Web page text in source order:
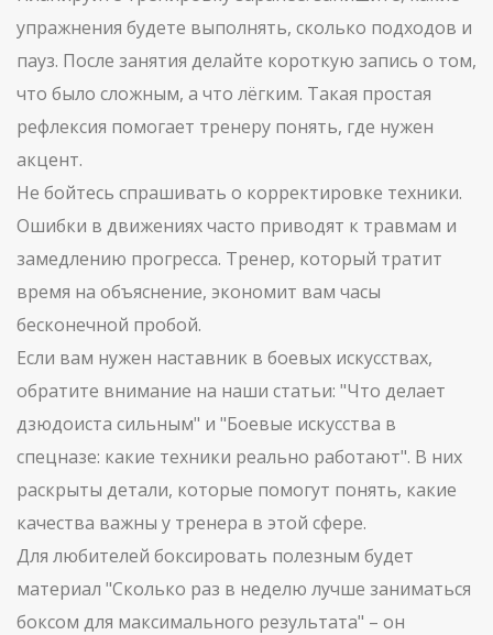
упражнения будете выполнять, сколько подходов и
пауз. После занятия делайте короткую запись о том,
что было сложным, а что лёгким. Такая простая
рефлексия помогает тренеру понять, где нужен
акцент.
Не бойтесь спрашивать о корректировке техники.
Ошибки в движениях часто приводят к травмам и
замедлению прогресса. Тренер, который тратит
время на объяснение, экономит вам часы
бесконечной пробой.
Если вам нужен наставник в боевых искусствах,
обратите внимание на наши статьи: "Что делает
дзюдоиста сильным" и "Боевые искусства в
спецназе: какие техники реально работают". В них
раскрыты детали, которые помогут понять, какие
качества важны у тренера в этой сфере.
Для любителей боксировать полезным будет
материал "Сколько раз в неделю лучше заниматься
боксом для максимального результата" – он